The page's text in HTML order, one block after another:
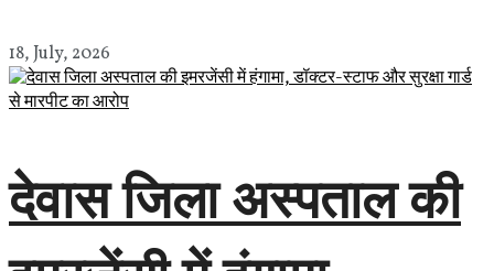
18, July, 2026
देवास जिला अस्पताल की